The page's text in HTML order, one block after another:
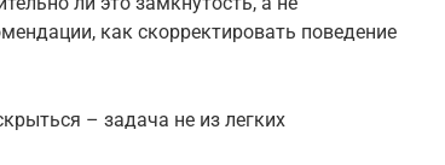
как скорректировать поведение
– задача не из легких